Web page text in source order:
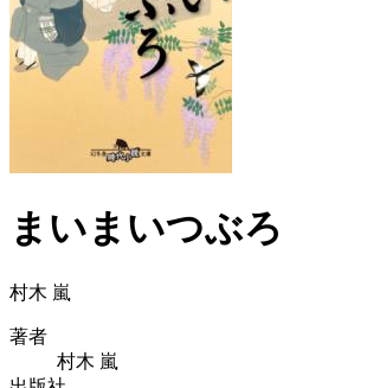
まいまいつぶろ
村木 嵐
著者
村木 嵐